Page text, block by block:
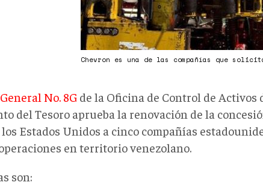
Chevron es una de las compañías que
No. 8G de la Oficina de Control de Activos
del Tesoro aprueba la renovación de la
Estados Unidos a cinco compañías
en territorio venezolano.
son: